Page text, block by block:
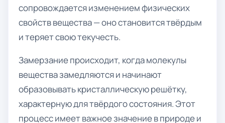
сопровождается изменением физических
свойств вещества — оно становится твёрдым
и теряет свою текучесть.
Замерзание происходит, когда молекулы
вещества замедляются и начинают
образовывать кристаллическую решётку,
характерную для твёрдого состояния. Этот
процесс имеет важное значение в природе и